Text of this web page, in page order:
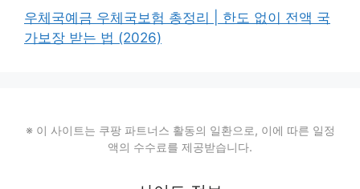
우체국예금 우체국보험 총정리 | 한도 없이 전액 국
가보장 받는 법 (2026)
※ 이 사이트는 쿠팡 파트너스 활동의 일환으로, 이에 따른 일정
액의 수수료를 제공받습니다.